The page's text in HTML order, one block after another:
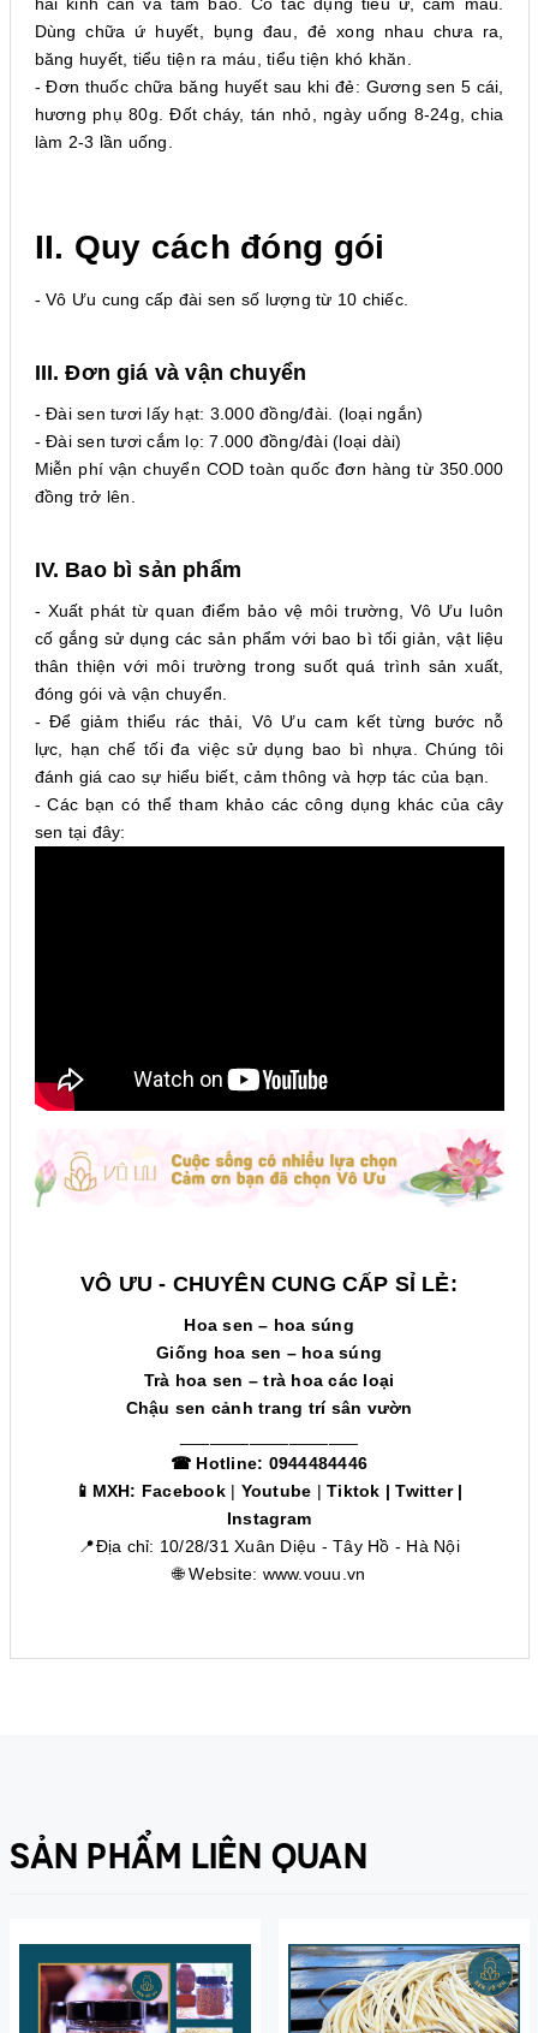
Dùng chữa ứ huyết, bụng đau, đẻ xong nhau chưa ra,
băng huyết, tiểu tiện ra máu, tiểu tiện khó khăn.
- Đơn thuốc chữa băng huyết sau khi đẻ: Gương sen 5 cái,
hương phụ 80g. Đốt cháy, tán nhỏ, ngày uống 8-24g, chia
làm 2-3 lần uống.
II. Quy cách đóng gói
- Vô Ưu cung cấp đài sen số lượng từ 10 chiếc.
III. Đơn giá và vận chuyển
- Đài sen tươi lấy hạt: 3.000 đồng/đài. (loại ngắn)
- Đài sen tươi cắm lọ: 7.000 đồng/đài (loại dài)
Miễn phí vận chuyển COD toàn quốc đơn hàng từ 350.000
đồng trở lên.
IV. Bao bì sản phẩm
- Xuất phát từ quan điểm bảo vệ môi trường, Vô Ưu luôn
cố gắng sử dụng các sản phẩm với bao bì tối giản, vật liệu
thân thiện với môi trường trong suốt quá trình sản xuất,
đóng gói và vận chuyển.
- Để giảm thiểu rác thải, Vô Ưu cam kết từng bước nỗ
lực, hạn chế tối đa việc sử dụng bao bì nhựa. Chúng tôi
đánh giá cao sự hiểu biết, cảm thông và hợp tác của bạn.
- Các bạn có thể tham khảo các công dụng khác của cây
sen tại đây:
VÔ ƯU - CHUYÊN CUNG CẤP SỈ LẺ:
Hoa sen – hoa súng
Giống hoa sen – hoa súng
Trà hoa sen – trà hoa các loại
Chậu sen cảnh trang trí sân vườn
☎ Hotline: 0944484446
📱MXH: Facebook| Youtube |Tiktok |Twitter|
Instagram
📍Địa chỉ: 10/28/31 Xuân Diệu - Tây Hồ - Hà Nội
🌐 Website: www.vouu.vn
SẢN PHẨM LIÊN QUAN